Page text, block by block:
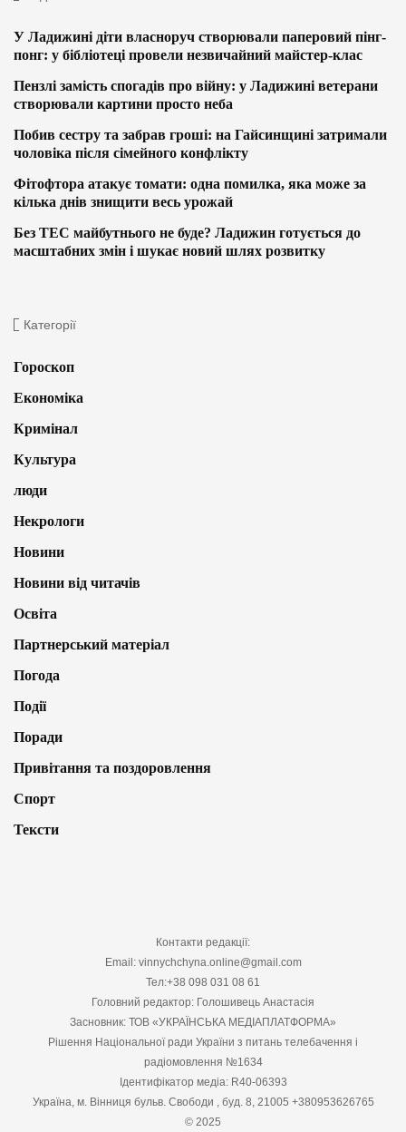
У Ладижині діти власноруч створювали паперовий пінг-
понг: у бібліотеці провели незвичайний майстер-клас
Пензлі замість спогадів про війну: у Ладижині ветерани
створювали картини просто неба
Побив сестру та забрав гроші: на Гайсинщині затримали
чоловіка після сімейного конфлікту
Фітофтора атакує томати: одна помилка, яка може за
кілька днів знищити весь урожай
Без ТЕС майбутнього не буде? Ладижин готується до
масштабних змін і шукає новий шлях розвитку
Категорії
Гороскоп
Економіка
Кримінал
Культура
люди
Некрологи
Новини
Новини від читачів
Освіта
Партнерський матеріал
Погода
Події
Поради
Привітання та поздоровлення
Спорт
Тексти
Контакти редакції:
Email: vinnychchyna.online@gmail.com
Тел:+38 098 031 08 61
Головний редактор: Голошивець Анастасія
Засновник: ТОВ «УКРАЇНСЬКА МЕДІАПЛАТФОРМА»
Рішення Національної ради України з питань телебачення і
радіомовлення №1634
Ідентифікатор медіа: R40-06393
Україна, м. Вінниця бульв. Свободи , буд. 8, 21005 +380953626765
© 2025